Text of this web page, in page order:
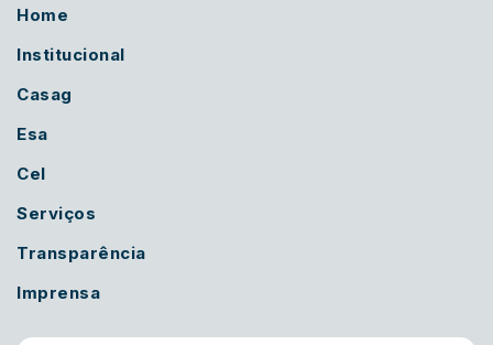
Home
Institucional
Casag
Esa
Cel
Serviços
Transparência
Imprensa